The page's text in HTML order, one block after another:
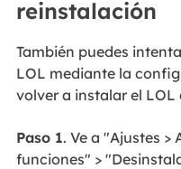
reinstalación
También puedes
LOL mediante la
volver a instalar el
Paso 1. Ve a "Ajustes >
funciones" >